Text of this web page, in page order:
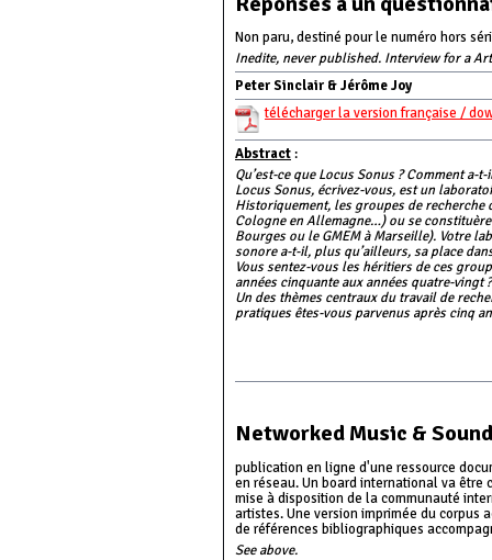
Non paru, destiné pour le numéro hors
Inedite, never published. Interview for a
Peter Sinclair & Jérôme Joy
télécharger la version française /
Abstract:
Qu’est-ce que Locus Sonus ? Comment a-
Locus Sonus, écrivez-vous, est un
Historiquement, les groupes de recherche
Cologne en Allemagne…) ou se
Bourges ou le GMEM à Marseille). Votre
sonore a-t-il, plus qu’ailleurs, sa place
Vous sentez-vous les héritiers de ces
années cinquante aux années quatre-vingt ?
Un des thèmes centraux du travail de
pratiques êtes-vous parvenus après cinq
Networked Music &
publication en ligne d'une ressource
en réseau. Un board international va être
mise à disposition de la communauté
artistes. Une version imprimée du corpus
de références bibliographiques
See above.